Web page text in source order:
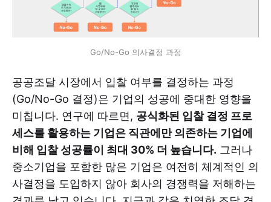
Go/No-Go 의사결정 과정
공공조달 시장에서 입찰 여부를 결정하는 과정
(Go/No-Go 결정)은 기업의 성공에 중대한 영향을
미칩니다. 연구에 따르면, 공식화된 입찰 결정 프로
세스를 활용하는 기업은 직관에만 의존하는 기업에
비해 입찰 성공률이 최대 30% 더 높습니다. 그러나
중소기업을 포함한 많은 기업은 여전히 체계적인 의
사결정을 도입하지 않아 회사의 경쟁력을 저해하는